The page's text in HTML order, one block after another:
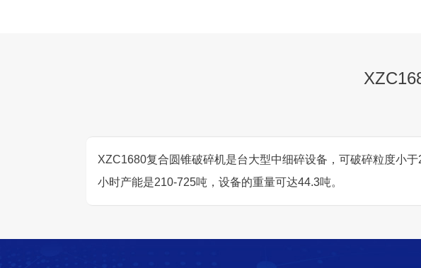
XZC1680复合圆锥破碎机是台大型中细碎设备，可破碎粒度小
小时产能是210-725吨，设备的重量可达44.3吨。